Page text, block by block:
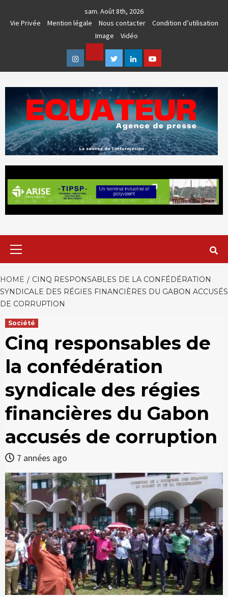
sam. Août 8th, 2026
Vie Privée
Mention légale Nous contacter
Condition d’utilisation
Image
Vidéo
Instagram
Facebook
TwitterLinkedinYoutube
EQUATEUR
HOME
CINQ RESPONSABLES DE LA CONFÉDÉRATION
SYNDICALE DES RÉGIES FINANCIÈRES DU GABON ACCUSÉS
DE CORRUPTION
Société
Cinq responsables de
la confédération
syndicale des régies
financières du Gabon
accusés de corruption
7 années ago